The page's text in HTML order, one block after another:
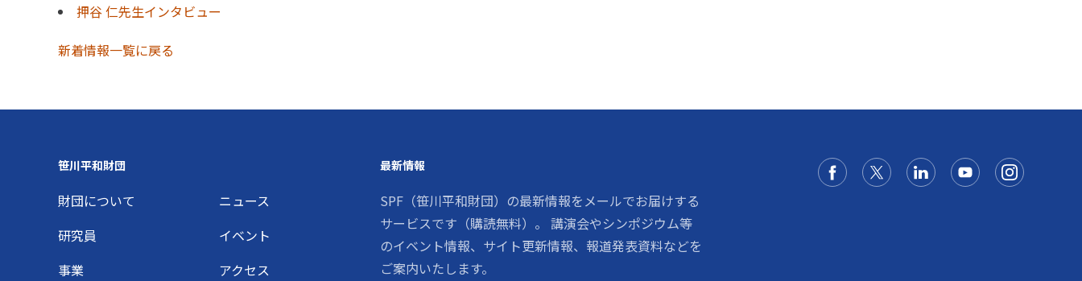
押谷 仁先生インタビュー
新着情報一覧に戻る
Footer
笹川平和財団
財団について
ニュース
研究員
イベント
事業
アクセス
最新情報
SPF（笹川平和財団）の最新情報をメールでお届けする
サービスです（購読無料）。 講演会やシンポジウム等
のイベント情報、サイト更新情報、報道発表資料などを
ご案内いたします。